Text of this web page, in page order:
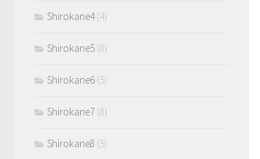
Shirokane4(4)
Shirokane5 (8)
Shirokane6 (5)
Shirokane7 (8)
Shirokane8 (5)